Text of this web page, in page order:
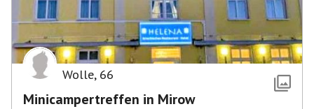
Wolle, 66
Minicampertreffen in Mirow